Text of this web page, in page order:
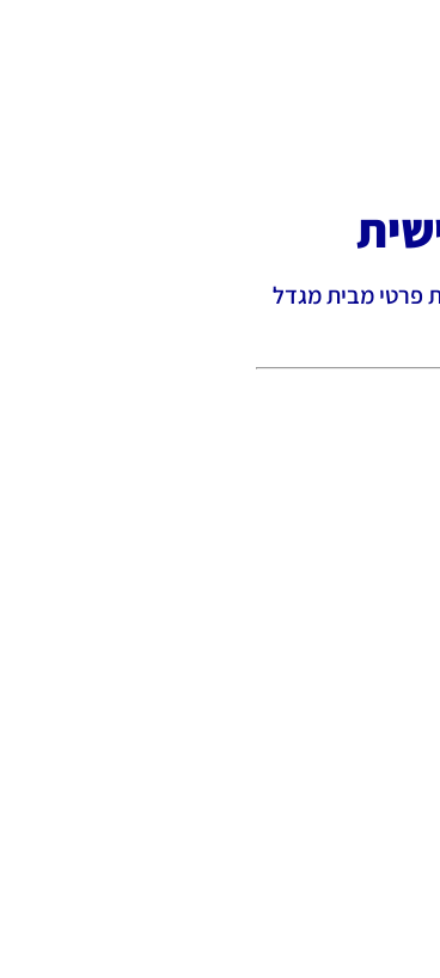
פרטי מבית מגדל